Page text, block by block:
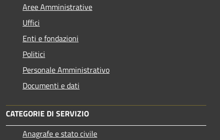
Aree Amministrative
Uffici
Enti e fondazioni
Politici
Personale Amministrativo
Documenti e dati
CATEGORIE DI SERVIZIO
Anagrafe e stato civile